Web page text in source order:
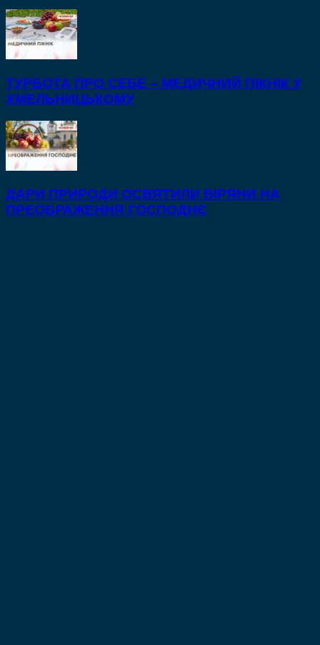
ТУРБОТА ПРО СЕБЕ – МЕДИЧНИЙ ПІКНІК У
ХМЕЛЬНИЦЬКОМУ
ДАРИ ПРИРОДИ ОСВЯТИЛИ ВІРЯНИ НА
ПРЕОБРАЖЕННЯ ГОСПОДНЄ